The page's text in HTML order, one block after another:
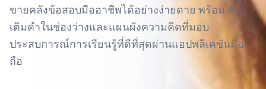
ขายคลังข้อสอบมืออาชีพได้อย่างง่ายดาย พร้อม AI
เติมคำในช่องว่างและแผนผังความคิดที่มอบ
ประสบการณ์การเรียนรู้ที่ดีที่สุดผ่านแอปพลิเคชันมือ
ถือ